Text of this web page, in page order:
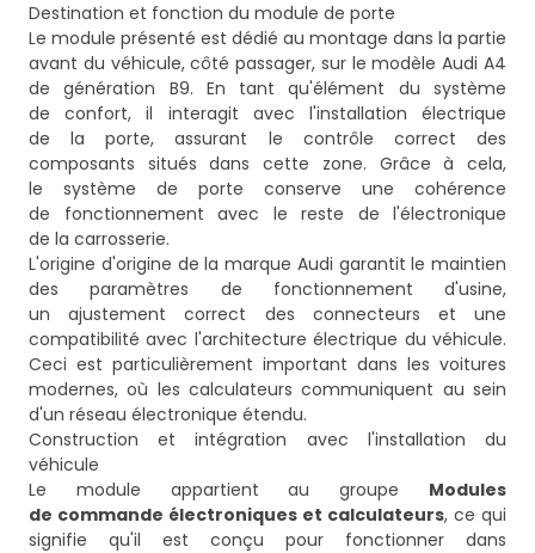
Destination et fonction du module de porte
Le module présenté est dédié au montage dans la partie
avant du véhicule, côté passager, sur le modèle Audi A4
de génération B9. En tant qu'élément du système
de confort, il interagit avec l'installation électrique
de la porte, assurant le contrôle correct des
composants situés dans cette zone. Grâce à cela,
le système de porte conserve une cohérence
de fonctionnement avec le reste de l'électronique
de la carrosserie.
L'origine d'origine de la marque Audi garantit le maintien
des paramètres de fonctionnement d'usine,
un ajustement correct des connecteurs et une
compatibilité avec l'architecture électrique du véhicule.
Ceci est particulièrement important dans les voitures
modernes, où les calculateurs communiquent au sein
d'un réseau électronique étendu.
Construction et intégration avec l'installation du
véhicule
Le module appartient au groupe Modules
de commande électroniques et calculateurs, ce qui
signifie qu'il est conçu pour fonctionner dans